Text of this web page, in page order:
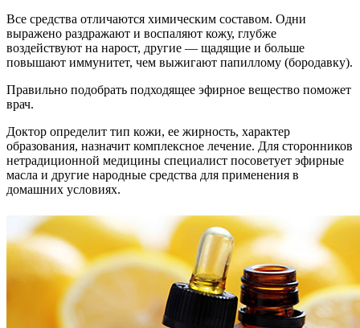
Все средства отличаются химическим составом. Одни
выражено раздражают и воспаляют кожу, глубже
воздействуют на нарост, другие — щадящие и больше
повышают иммунитет, чем выжигают папиллому (бородавку).
Правильно подобрать подходящее эфирное вещество поможет
врач.
Доктор определит тип кожи, ее жирность, характер
образования, назначит комплексное лечение. Для сторонников
нетрадиционной медицины специалист посоветует эфирные
масла и другие народные средства для применения в
домашних условиях.